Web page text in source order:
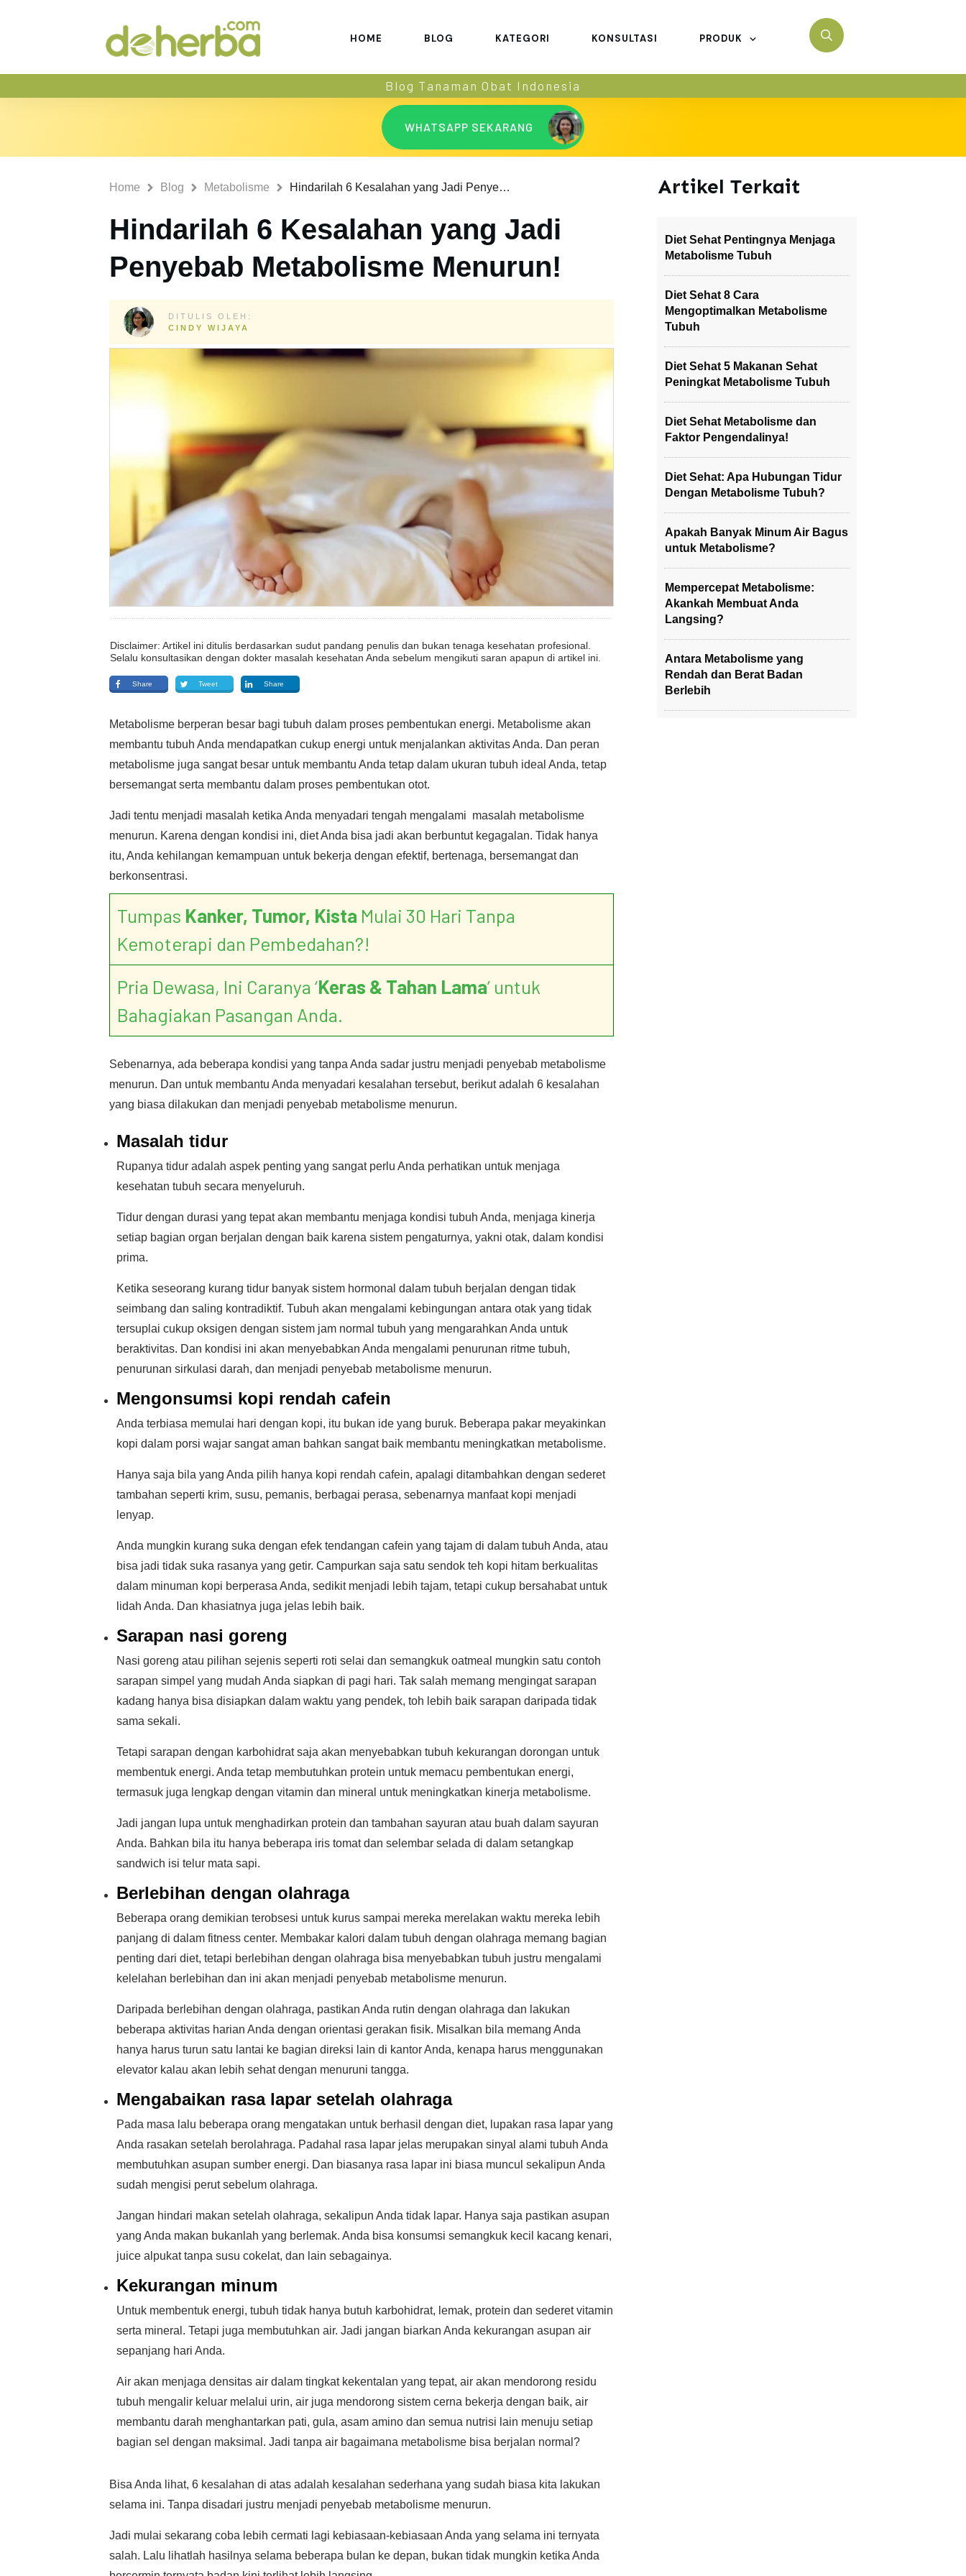
HOME BLOG KATEGORI KONSULTASI PRODUK
Blog Tanaman Obat Indonesia
WHATSAPP SEKARANG
Home Blog Metabolisme Hindarilah 6 Kesalahan yang Jadi Penyebab Metabolisme Menurun!
Hindarilah 6 Kesalahan yang Jadi
Penyebab Metabolisme Menurun!
DITULIS OLEH:
CINDY WIJAYA
Disclaimer: Artikel ini ditulis berdasarkan sudut pandang penulis dan bukan tenaga kesehatan profesional.
Selalu konsultasikan dengan dokter masalah kesehatan Anda sebelum mengikuti saran apapun di artikel ini.
Share Tweet Share
Metabolisme berperan besar bagi tubuh dalam proses pembentukan energi. Metabolisme akan
membantu tubuh Anda mendapatkan cukup energi untuk menjalankan aktivitas Anda. Dan peran
metabolisme juga sangat besar untuk membantu Anda tetap dalam ukuran tubuh ideal Anda, tetap
bersemangat serta membantu dalam proses pembentukan otot.
Jadi tentu menjadi masalah ketika Anda menyadari tengah mengalami masalah metabolisme
menurun. Karena dengan kondisi ini, diet Anda bisa jadi akan berbuntut kegagalan. Tidak hanya
itu, Anda kehilangan kemampuan untuk bekerja dengan efektif, bertenaga, bersemangat dan
berkonsentrasi.
Tumpas Kanker, Tumor, Kista Mulai 30 Hari Tanpa
Kemoterapi dan Pembedahan?!
Pria Dewasa, Ini Caranya ‘Keras & Tahan Lama’ untuk
Bahagiakan Pasangan Anda.
Sebenarnya, ada beberapa kondisi yang tanpa Anda sadar justru menjadi penyebab metabolisme
menurun. Dan untuk membantu Anda menyadari kesalahan tersebut, berikut adalah 6 kesalahan
yang biasa dilakukan dan menjadi penyebab metabolisme menurun.
Masalah tidur
Rupanya tidur adalah aspek penting yang sangat perlu Anda perhatikan untuk menjaga
kesehatan tubuh secara menyeluruh.
Tidur dengan durasi yang tepat akan membantu menjaga kondisi tubuh Anda, menjaga kinerja
setiap bagian organ berjalan dengan baik karena sistem pengaturnya, yakni otak, dalam kondisi
prima.
Ketika seseorang kurang tidur banyak sistem hormonal dalam tubuh berjalan dengan tidak
seimbang dan saling kontradiktif. Tubuh akan mengalami kebingungan antara otak yang tidak
tersuplai cukup oksigen dengan sistem jam normal tubuh yang mengarahkan Anda untuk
beraktivitas. Dan kondisi ini akan menyebabkan Anda mengalami penurunan ritme tubuh,
penurunan sirkulasi darah, dan menjadi penyebab metabolisme menurun.
Mengonsumsi kopi rendah cafein
Anda terbiasa memulai hari dengan kopi, itu bukan ide yang buruk. Beberapa pakar meyakinkan
kopi dalam porsi wajar sangat aman bahkan sangat baik membantu meningkatkan metabolisme.
Hanya saja bila yang Anda pilih hanya kopi rendah cafein, apalagi ditambahkan dengan sederet
tambahan seperti krim, susu, pemanis, berbagai perasa, sebenarnya manfaat kopi menjadi
lenyap.
Anda mungkin kurang suka dengan efek tendangan cafein yang tajam di dalam tubuh Anda, atau
bisa jadi tidak suka rasanya yang getir. Campurkan saja satu sendok teh kopi hitam berkualitas
dalam minuman kopi berperasa Anda, sedikit menjadi lebih tajam, tetapi cukup bersahabat untuk
lidah Anda. Dan khasiatnya juga jelas lebih baik.
Sarapan nasi goreng
Nasi goreng atau pilihan sejenis seperti roti selai dan semangkuk oatmeal mungkin satu contoh
sarapan simpel yang mudah Anda siapkan di pagi hari. Tak salah memang mengingat sarapan
kadang hanya bisa disiapkan dalam waktu yang pendek, toh lebih baik sarapan daripada tidak
sama sekali.
Tetapi sarapan dengan karbohidrat saja akan menyebabkan tubuh kekurangan dorongan untuk
membentuk energi. Anda tetap membutuhkan protein untuk memacu pembentukan energi,
termasuk juga lengkap dengan vitamin dan mineral untuk meningkatkan kinerja metabolisme.
Jadi jangan lupa untuk menghadirkan protein dan tambahan sayuran atau buah dalam sayuran
Anda. Bahkan bila itu hanya beberapa iris tomat dan selembar selada di dalam setangkap
sandwich isi telur mata sapi.
Berlebihan dengan olahraga
Beberapa orang demikian terobsesi untuk kurus sampai mereka merelakan waktu mereka lebih
panjang di dalam fitness center. Membakar kalori dalam tubuh dengan olahraga memang bagian
penting dari diet, tetapi berlebihan dengan olahraga bisa menyebabkan tubuh justru mengalami
kelelahan berlebihan dan ini akan menjadi penyebab metabolisme menurun.
Daripada berlebihan dengan olahraga, pastikan Anda rutin dengan olahraga dan lakukan
beberapa aktivitas harian Anda dengan orientasi gerakan fisik. Misalkan bila memang Anda
hanya harus turun satu lantai ke bagian direksi lain di kantor Anda, kenapa harus menggunakan
elevator kalau akan lebih sehat dengan menuruni tangga.
Mengabaikan rasa lapar setelah olahraga
Pada masa lalu beberapa orang mengatakan untuk berhasil dengan diet, lupakan rasa lapar yang
Anda rasakan setelah berolahraga. Padahal rasa lapar jelas merupakan sinyal alami tubuh Anda
membutuhkan asupan sumber energi. Dan biasanya rasa lapar ini biasa muncul sekalipun Anda
sudah mengisi perut sebelum olahraga.
Jangan hindari makan setelah olahraga, sekalipun Anda tidak lapar. Hanya saja pastikan asupan
yang Anda makan bukanlah yang berlemak. Anda bisa konsumsi semangkuk kecil kacang kenari,
juice alpukat tanpa susu cokelat, dan lain sebagainya.
Kekurangan minum
Untuk membentuk energi, tubuh tidak hanya butuh karbohidrat, lemak, protein dan sederet vitamin
serta mineral. Tetapi juga membutuhkan air. Jadi jangan biarkan Anda kekurangan asupan air
sepanjang hari Anda.
Air akan menjaga densitas air dalam tingkat kekentalan yang tepat, air akan mendorong residu
tubuh mengalir keluar melalui urin, air juga mendorong sistem cerna bekerja dengan baik, air
membantu darah menghantarkan pati, gula, asam amino dan semua nutrisi lain menuju setiap
bagian sel dengan maksimal. Jadi tanpa air bagaimana metabolisme bisa berjalan normal?
Bisa Anda lihat, 6 kesalahan di atas adalah kesalahan sederhana yang sudah biasa kita lakukan
selama ini. Tanpa disadari justru menjadi penyebab metabolisme menurun.
Jadi mulai sekarang coba lebih cermati lagi kebiasaan-kebiasaan Anda yang selama ini ternyata
salah. Lalu lihatlah hasilnya selama beberapa bulan ke depan, bukan tidak mungkin ketika Anda
Artikel Terkait
Diet Sehat Pentingnya Menjaga
Metabolisme Tubuh
Diet Sehat 8 Cara
Mengoptimalkan Metabolisme
Tubuh
Diet Sehat 5 Makanan Sehat
Peningkat Metabolisme Tubuh
Diet Sehat Metabolisme dan
Faktor Pengendalinya!
Diet Sehat: Apa Hubungan Tidur
Dengan Metabolisme Tubuh?
Apakah Banyak Minum Air Bagus
untuk Metabolisme?
Mempercepat Metabolisme:
Akankah Membuat Anda
Langsing?
Antara Metabolisme yang
Rendah dan Berat Badan
Berlebih